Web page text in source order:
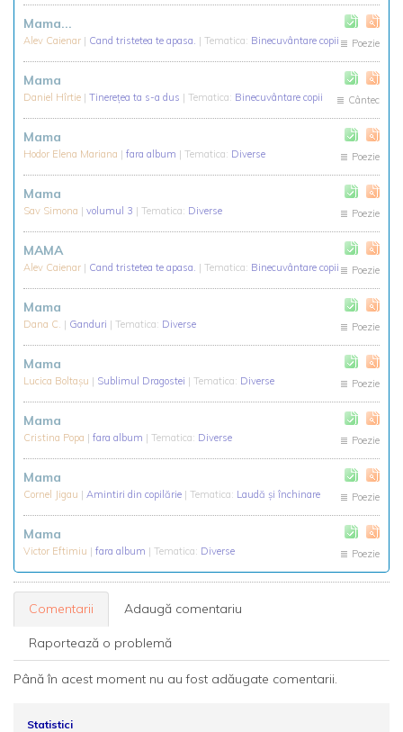
Mama...
Alev Caienar | Cand tristetea te apasa. | Tematica: Binecuvântare copii Poezie
Mama
Daniel Hîrtie | Tinereţea ta s-a dus | Tematica: Binecuvântare copii Cântec
Mama
Hodor Elena Mariana | fara album | Tematica: Diverse Poezie
Mama
Sav Simona | volumul 3 | Tematica: Diverse Poezie
MAMA
Alev Caienar | Cand tristetea te apasa. | Tematica: Binecuvântare copii Poezie
Mama
Dana C. | Ganduri | Tematica: Diverse Poezie
Mama
Lucica Boltaşu | Sublimul Dragostei | Tematica: Diverse Poezie
Mama
Cristina Popa | fara album | Tematica: Diverse Poezie
Mama
Cornel Jigau | Amintiri din copilărie | Tematica: Laudă și închinare Poezie
Mama
Victor Eftimiu | fara album | Tematica: Diverse Poezie
Comentarii Adaugă comentariu
Raportează o problemă
Până în acest moment nu au fost adăugate comentarii.
Statistici